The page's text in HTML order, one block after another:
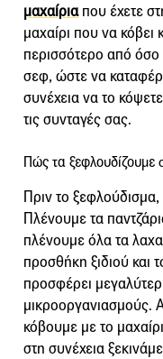
μαχαίριαπου έχετε
μαχαίρι που να
περισσότερο από όσο
σεφ, ώστε να
συνέχεια να το
τις συνταγές σας.
Πώς τα ξεφλουδίζουμε
Πριν το
Πλένουμε τα
πλένουμε όλα τα
προσθήκη ξιδιού και
προσφέρει
μικροοργανιασμούς.
κόβουμε με το
στη συνέχεια